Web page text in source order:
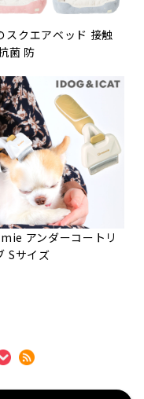
スクエアベッド 接触
菌 防
アンダーコートリ
Sサイズ